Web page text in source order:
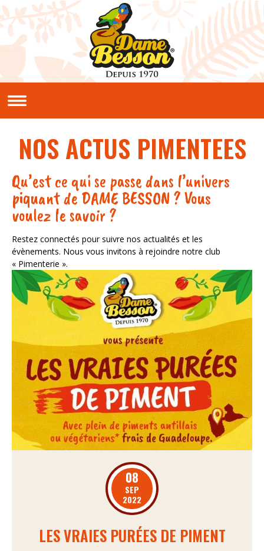
Aller au contenu principal
NOS PRODUITS
NOS RECETTES
Créoles
Classiques
En vidéos
LE CLUB PIMENTERIE
Nos actus pimentées
Pour aller plus loin
POINTS DE VENTE
NOS ACTUS PIMENTEES
Qu’est ce qui se passe dans l’univers
piquant de DAME BESSON ? Vous
voulez le savoir ?
Restez connectés pour suivre nos actualités et les
évènements. Nous vous invitons à rejoindre notre club
« Pimenterie ».
08
SEP
2022
LES VRAIES PURÉES DE PIMENT